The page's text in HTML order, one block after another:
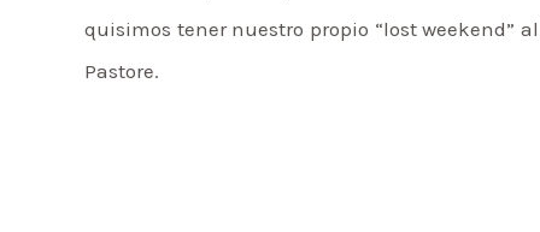
quisimos tener nuestro propio “lost weekend”
Pastore.